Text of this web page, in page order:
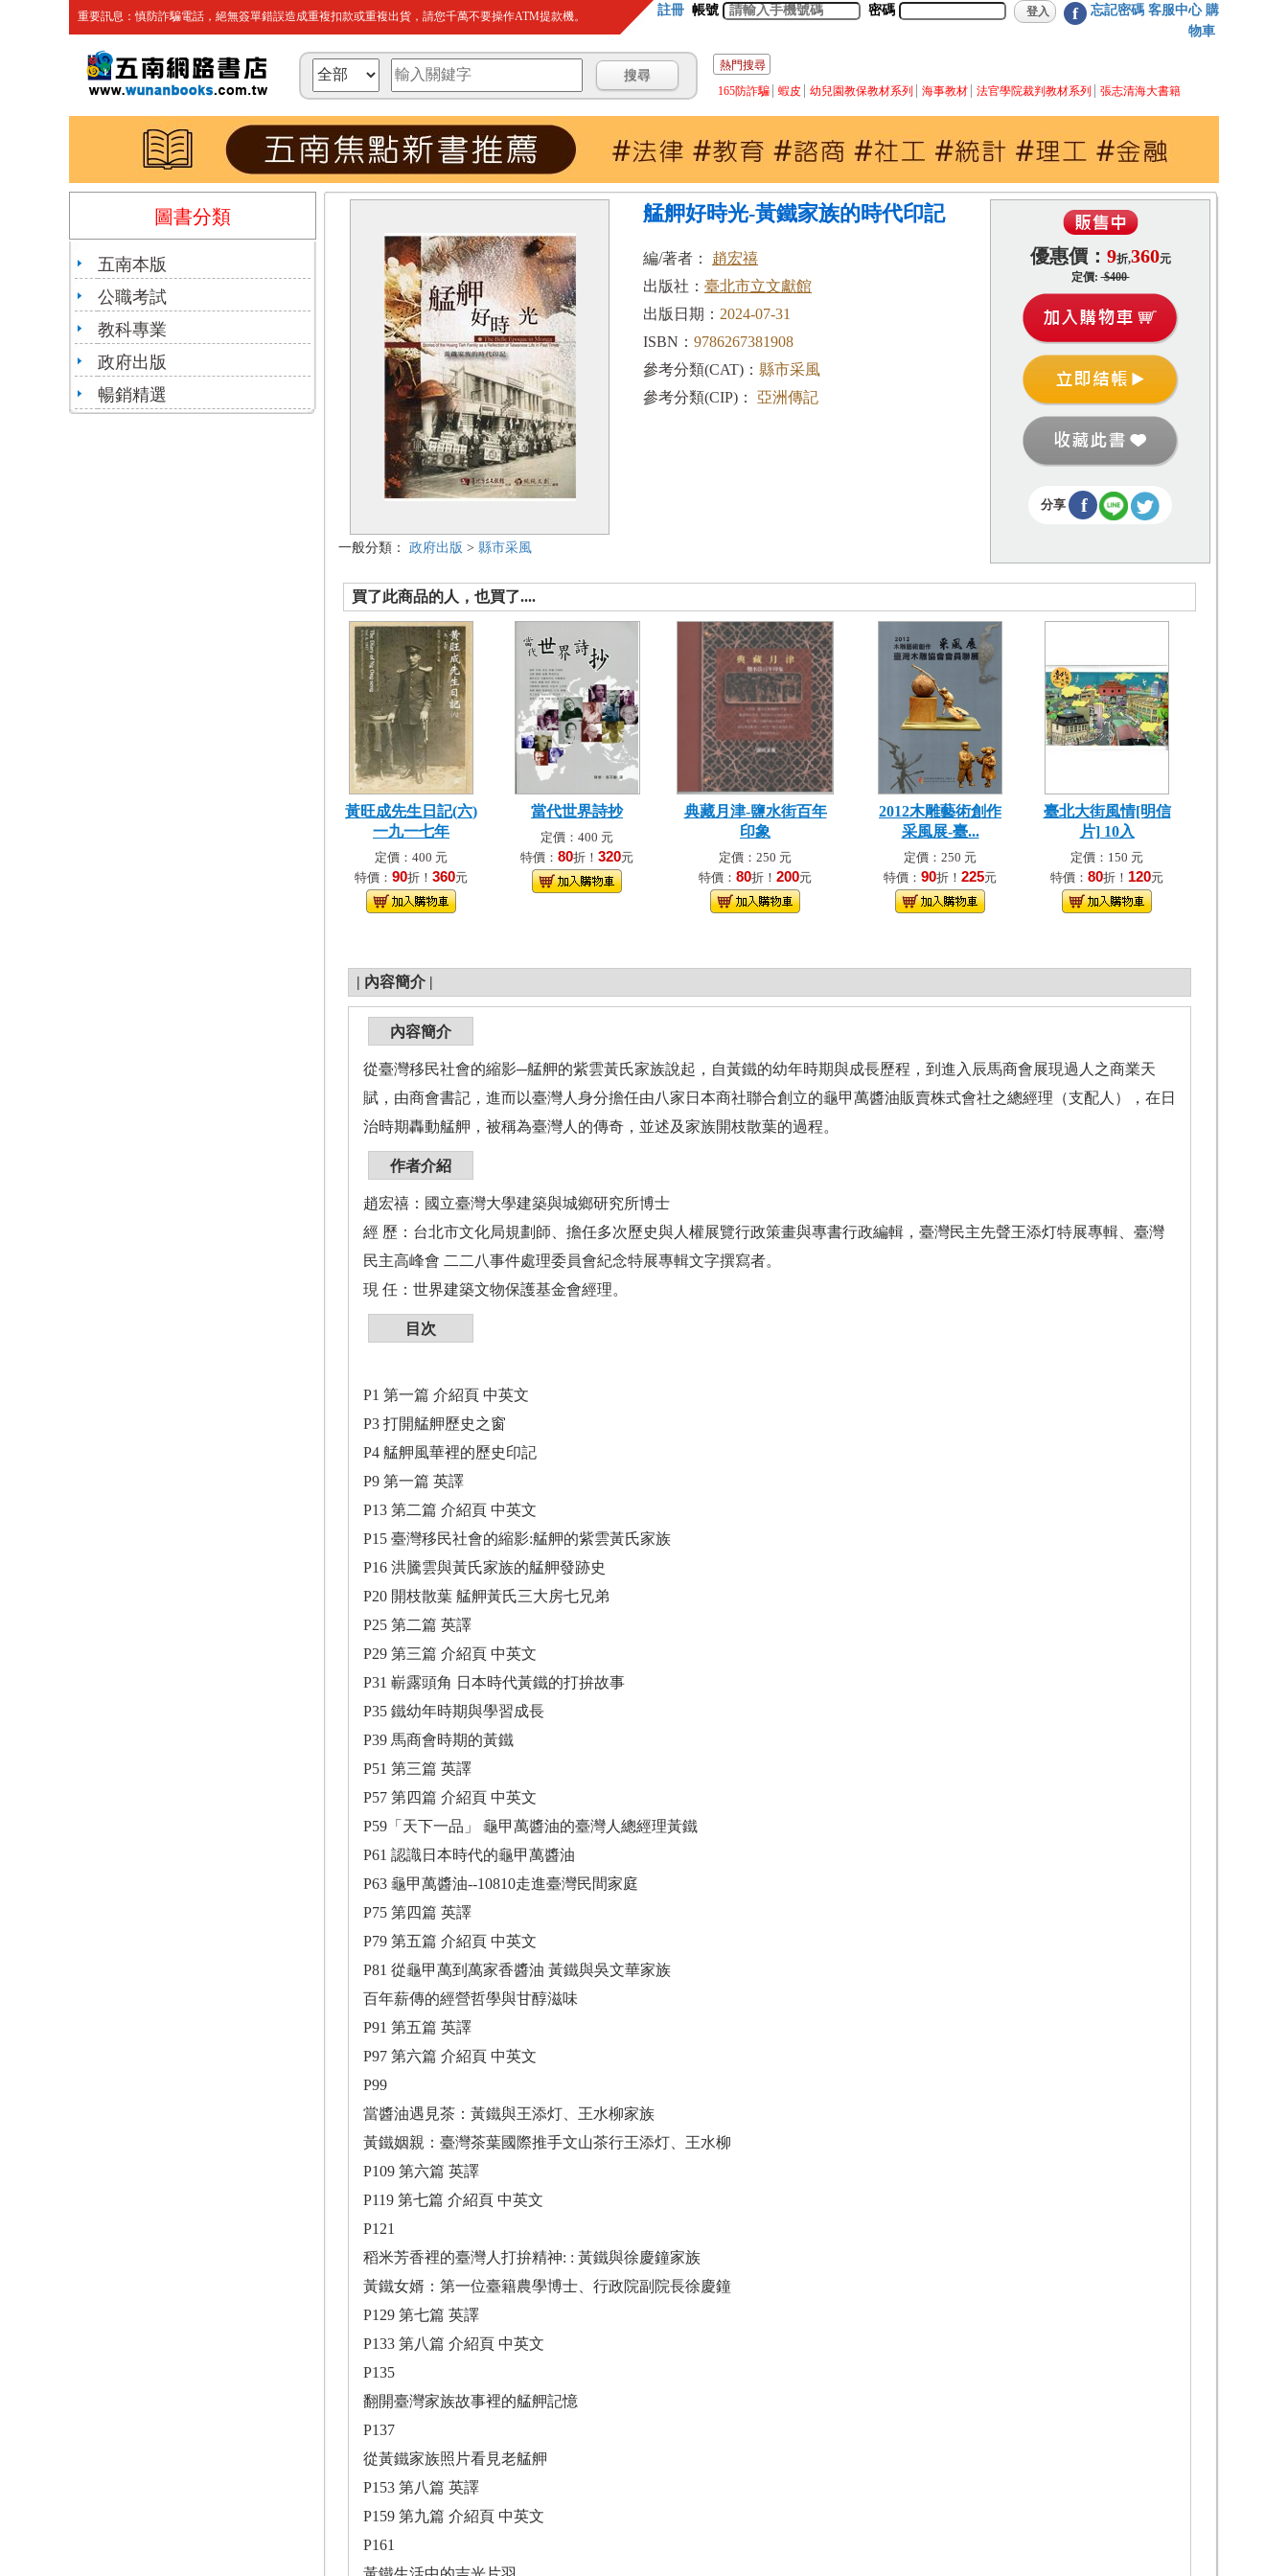
重要訊息：慎防詐騙電話，絕無簽單錯誤造成重複扣款或重複出貨，請您千萬不要操作ATM提款機。 註冊 帳號 密碼 f 忘記密碼 客服中心 購
物車
熱門搜尋
165防詐騙
蝦皮 幼兒園教保教材系列 海事教材 法官學院裁判教材系列 張志清海大書籍
圖書分類
五南本版
公職考試
教科專業
政府出版
暢銷精選
一般分類： 政府出版 > 縣市采風
艋舺好時光-黃鐵家族的時代印記
編/著者： 趙宏禧
出版社： 臺北市立文獻館
出版日期： 2024-07-31
ISBN： 9786267381908
參考分類(CAT)： 縣市采風
參考分類(CIP)：
亞洲傳記
優惠價： 9折,360元
定價:$400
分享 f
買了此商品的人，也買了....
黃旺成先生日記(六)
一九一七年
定價：400 元
特價： 90折！ 360元
當代世界詩抄
定價：400 元
特價： 80折！ 320元
典藏月津-鹽水街百年
印象
定價：250 元
特價： 80折！ 200元
2012木雕藝術創作
采風展-臺...
定價：250 元
特價： 90折！ 225元
臺北大街風情[明信
片] 10入
定價：150 元
特價： 80折！ 120元
| 內容簡介 |
內容簡介
從臺灣移民社會的縮影─艋舺的紫雲黃氏家族說起，自黃鐵的幼年時期與成長歷程，到進入辰馬商會展現過人之商業天
賦，由商會書記，進而以臺灣人身分擔任由八家日本商社聯合創立的龜甲萬醬油販賣株式會社之總經理（支配人），在日
治時期轟動艋舺，被稱為臺灣人的傳奇，並述及家族開枝散葉的過程。
作者介紹
趙宏禧：國立臺灣大學建築與城鄉研究所博士
經 歷：台北市文化局規劃師、擔任多次歷史與人權展覽行政策畫與專書行政編輯，臺灣民主先聲王添灯特展專輯、臺灣
民主高峰會 二二八事件處理委員會紀念特展專輯文字撰寫者。
現 任：世界建築文物保護基金會經理。
目次
P1 第一篇 介紹頁 中英文
P3 打開艋舺歷史之窗
P4 艋舺風華裡的歷史印記
P9 第一篇 英譯
P13 第二篇 介紹頁 中英文
P15 臺灣移民社會的縮影:艋舺的紫雲黃氏家族
P16 洪騰雲與黃氏家族的艋舺發跡史
P20 開枝散葉 艋舺黃氏三大房七兄弟
P25 第二篇 英譯
P29 第三篇 介紹頁 中英文
P31 嶄露頭角 日本時代黃鐵的打拚故事
P35 鐵幼年時期與學習成長
P39 馬商會時期的黃鐵
P51 第三篇 英譯
P57 第四篇 介紹頁 中英文
P59「天下一品」 龜甲萬醬油的臺灣人總經理黃鐵
P61 認識日本時代的龜甲萬醬油
P63 龜甲萬醬油--10810走進臺灣民間家庭
P75 第四篇 英譯
P79 第五篇 介紹頁 中英文
P81 從龜甲萬到萬家香醬油 黃鐵與吳文華家族
百年薪傳的經營哲學與甘醇滋味
P91 第五篇 英譯
P97 第六篇 介紹頁 中英文
P99
當醬油遇見茶：黃鐵與王添灯、王水柳家族
黃鐵姻親：臺灣茶葉國際推手文山茶行王添灯、王水柳
P109 第六篇 英譯
P119 第七篇 介紹頁 中英文
P121
稻米芳香裡的臺灣人打拚精神: : 黃鐵與徐慶鐘家族
黃鐵女婿：第一位臺籍農學博士、行政院副院長徐慶鐘
P129 第七篇 英譯
P133 第八篇 介紹頁 中英文
P135
翻開臺灣家族故事裡的艋舺記憶
P137
從黃鐵家族照片看見老艋舺
P153 第八篇 英譯
P159 第九篇 介紹頁 中英文
P161